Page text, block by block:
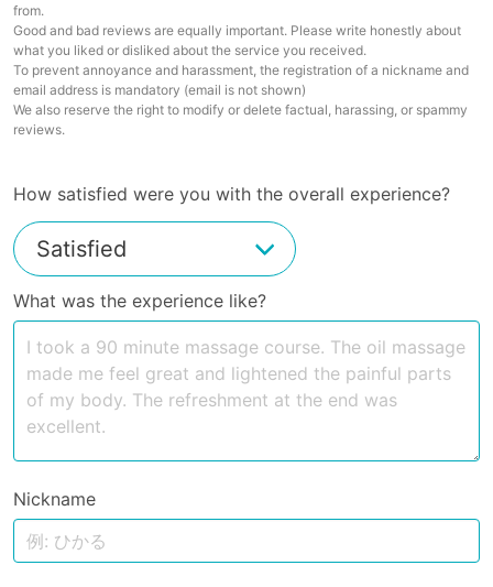
from.
Good and bad reviews are equally important. Please write honestly about
what you liked or disliked about the service you received.
To prevent annoyance and harassment, the registration of a nickname and
email address is mandatory (email is not shown)
We also reserve the right to modify or delete factual, harassing, or spammy
reviews.
How satisfied were you with the overall experience?
What was the experience like?
Nickname